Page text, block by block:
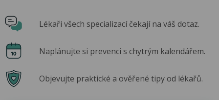
Lékaři všech specializací čekají na váš dotaz.
Naplánujte si prevenci s chytrým kalendářem.
Objevujte praktické a ověřené tipy od lékařů.